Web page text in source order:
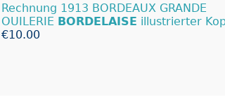
Rechnung 1913 BORDEAUX GRANDE
OUILERIE BORDELAISE illustrierter
€10.00